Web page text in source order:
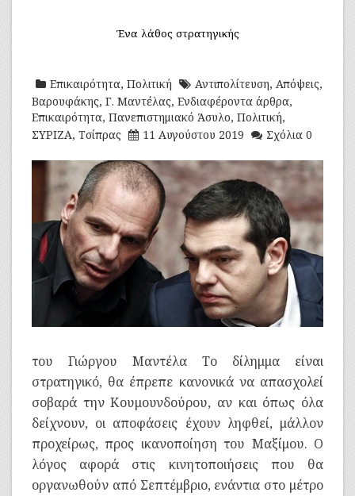
Ένα λάθος στρατηγικής
Επικαιρότητα, Πολιτική Αντιπολίτευση, Απόψεις,
Βαρουφάκης, Γ. Μαντέλας, Ενδιαφέροντα άρθρα,
Επικαιρότητα, Πανεπιστημιακό Άσυλο, Πολιτική,
ΣΥΡΙΖΑ, Τσίπρας 11 Αυγούστου 2019 Σχόλια 0
του Γιώργου Μαντέλα Το δίλημμα είναι
στρατηγικό, θα έπρεπε κανονικά να απασχολεί
σοβαρά την Κουμουνδούρου, αν και όπως όλα
δείχνουν, οι αποφάσεις έχουν ληφθεί, μάλλον
προχείρως, προς ικανοποίηση του Μαξίμου. Ο
λόγος αφορά στις κινητοποιήσεις που θα
οργανωθούν από Σεπτέμβριο, ενάντια στο μέτρο